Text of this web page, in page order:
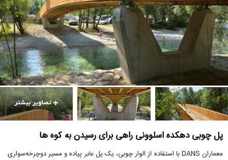
پل چوبی دهکده اسلوونی راهی برای رسیدن به کوه ها
معماران DANS با استفاده از الوار چوبی، یک پل عابر پیاده و مسیر دوچرخه‌سواری